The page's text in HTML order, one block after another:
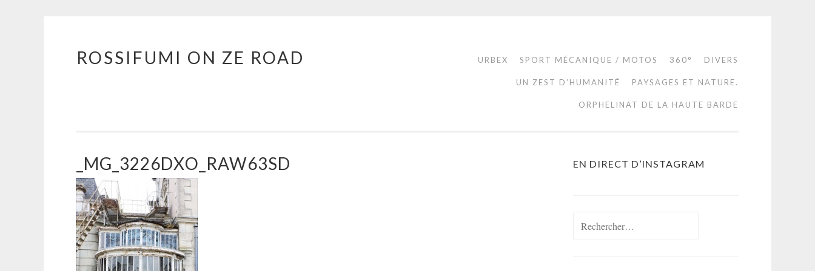
Aller
ROSSIFUMI ON ZE ROAD URBEX SPORT MÉCANIQUE / MOTOS 360° DIVERS
UN ZEST D’HUMANITÉ PAYSAGES ET NATURE.
ORPHELINAT DE LA HAUTE BARDE
_MG_3226DXO_RAW63SD EN DIRECT D’INSTAGRAM